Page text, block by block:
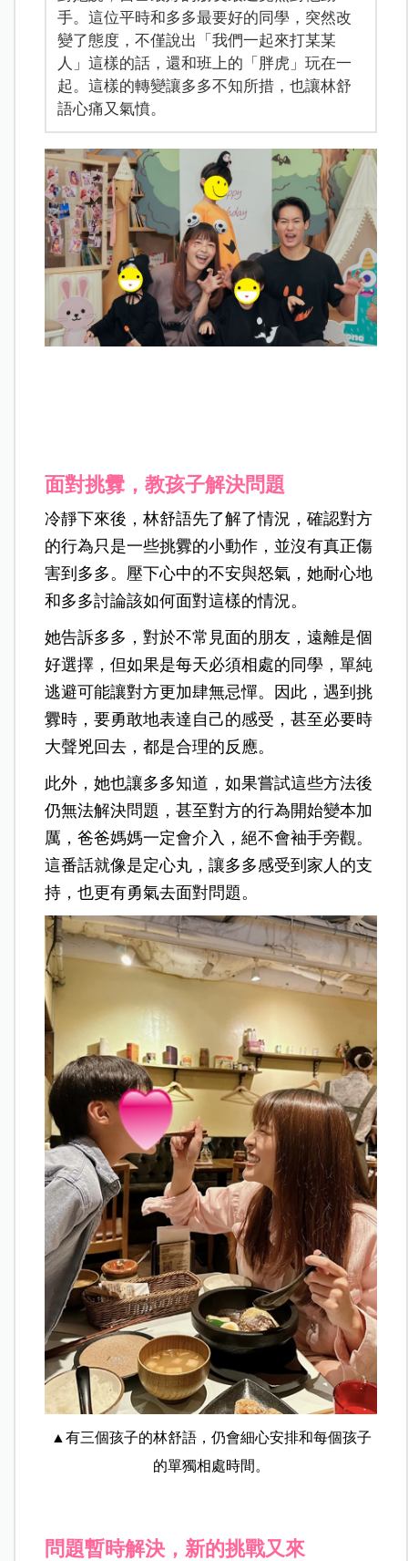
手。這位平時和多多最要好的同學，突然改
變了態度，不僅說出「我們一起來打某某
人」這樣的話，還和班上的「胖虎」玩在一
起。這樣的轉變讓多多不知所措，也讓林舒
語心痛又氣憤。
面對挑釁，教孩子解決問題
冷靜下來後，林舒語先了解了情況，確認對方
的行為只是一些挑釁的小動作，並沒有真正傷
害到多多。壓下心中的不安與怒氣，她耐心地
和多多討論該如何面對這樣的情況。
她告訴多多，對於不常見面的朋友，遠離是個
好選擇，但如果是每天必須相處的同學，單純
逃避可能讓對方更加肆無忌憚。因此，遇到挑
釁時，要勇敢地表達自己的感受，甚至必要時
大聲兇回去，都是合理的反應。
此外，她也讓多多知道，如果嘗試這些方法後
仍無法解決問題，甚至對方的行為開始變本加
厲，爸爸媽媽一定會介入，絕不會袖手旁觀。
這番話就像是定心丸，讓多多感受到家人的支
持，也更有勇氣去面對問題。
▲有三個孩子的林舒語，仍會細心安排和每個孩子
的單獨相處時間。
問題暫時解決，新的挑戰又來